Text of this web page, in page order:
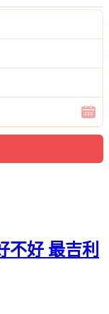
晓、彦奕、可原、
奕、雅伟、尊本、
岩、江庆、秋渝、
炎、弘龙、厚寅、
迪、洺亚、菲迪、
不好 最吉利